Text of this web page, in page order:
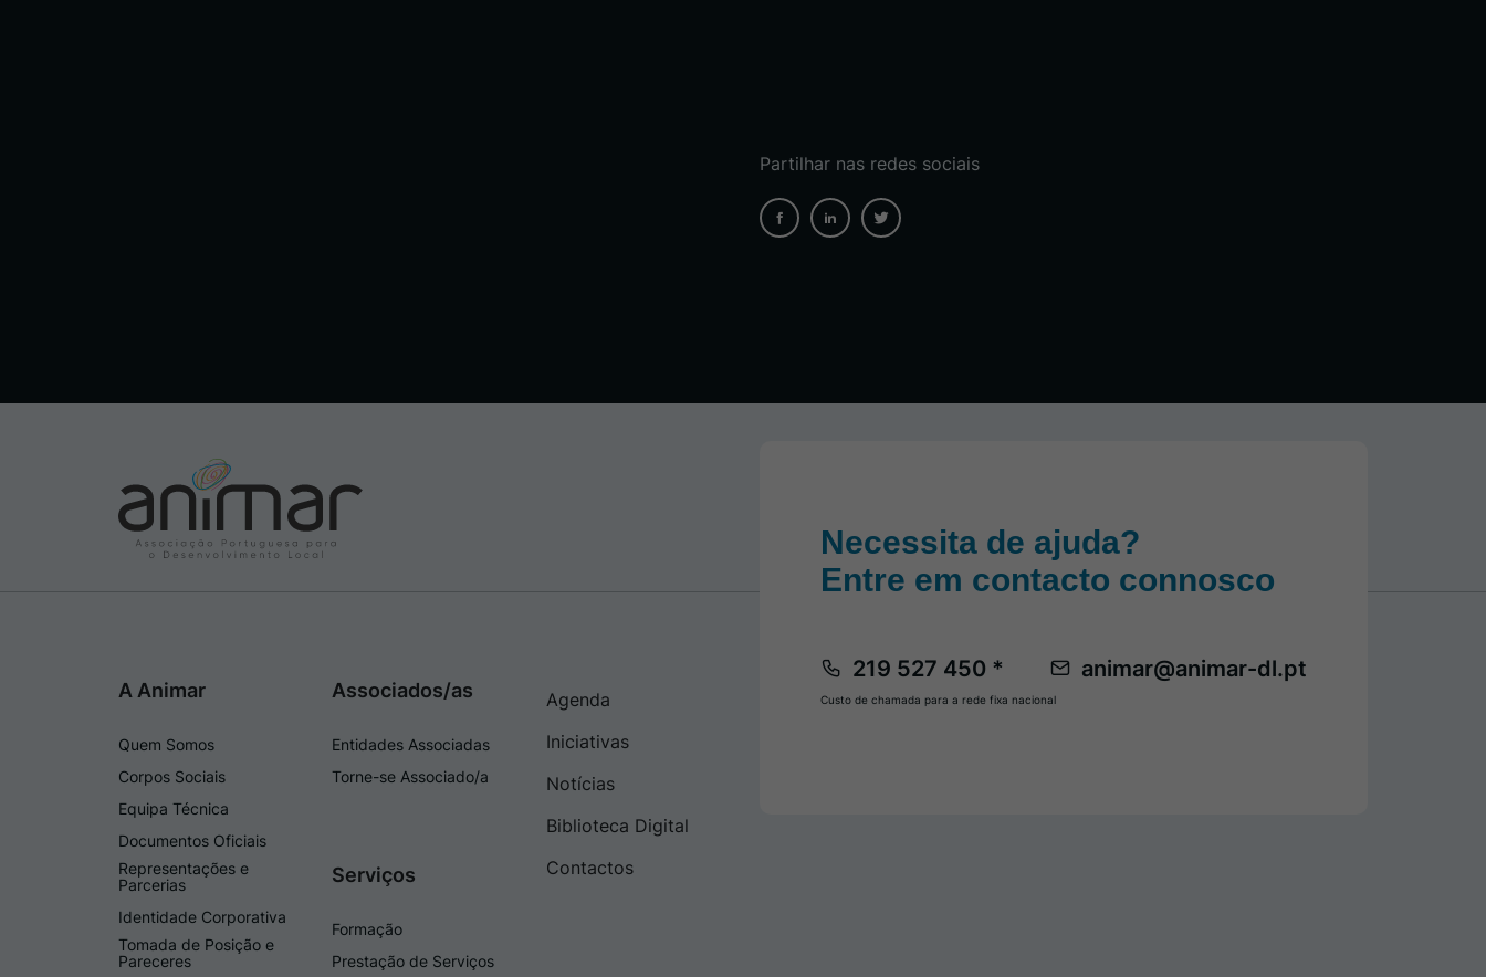
Partilhar nas redes sociais
A Animar
Quem Somos
Corpos Sociais
Equipa Técnica
Documentos Oficiais
Representações e
Parcerias
Identidade Corporativa
Tomada de Posição e
Pareceres
Associados/as
Entidades Associadas
Torne-se Associado/a
Serviços
Formação
Prestação de Serviços
Agenda
Iniciativas
Notícias
Biblioteca Digital
Contactos
Necessita de ajuda?
Entre em contacto connosco
219 527 450 * animar@animar-dl.pt
Custo de chamada para a rede fixa nacional